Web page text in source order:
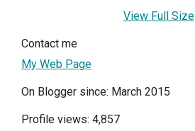
View Full Size
Contact me
My Web Page
On Blogger since: March 2015
Profile views: 4,857